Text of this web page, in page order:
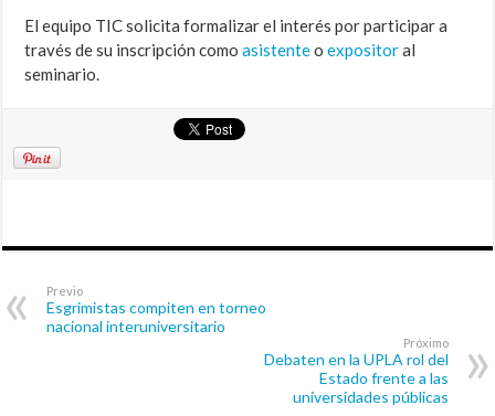
El equipo TIC solicita formalizar el interés por participar a
través de su inscripción comoasistenteoexpositoral
seminario.
Previo
Esgrimistas compiten en torneo
nacional interuniversitario
Próximo
Debaten en la UPLA rol del
Estado frente a las
universidades públicas